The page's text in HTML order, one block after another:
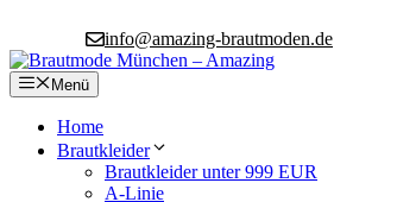
springen
info@amazing-brautmoden.de
Menü
Home
Brautkleider
Brautkleider unter 999 EUR
A-Linie